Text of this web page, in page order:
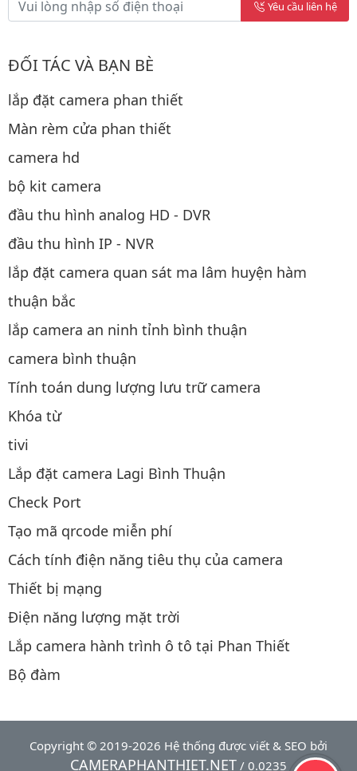
Yêu cầu liên hệ
ĐỐI TÁC VÀ BẠN BÈ
lắp đặt camera phan thiết
Màn rèm cửa phan thiết
camera hd
bộ kit camera
đầu thu hình analog HD - DVR
đầu thu hình IP - NVR
lắp đặt camera quan sát ma lâm huyện hàm
thuận bắc
lắp camera an ninh tỉnh bình thuận
camera bình thuận
Tính toán dung lượng lưu trữ camera
Khóa từ
tivi
Lắp đặt camera Lagi Bình Thuận
Check Port
Tạo mã qrcode miễn phí
Cách tính điện năng tiêu thụ của camera
Thiết bị mạng
Điện năng lượng mặt trời
Lắp camera hành trình ô tô tại Phan Thiết
Bộ đàm
Copyright © 2019-2026 Hệ thống được viết & SEO bởi
CAMERAPHANTHIET.NET / 0.0235